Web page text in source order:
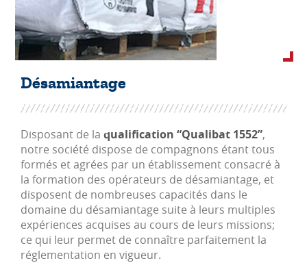
Désamiantage
Disposant de la qualification “Qualibat 1552”,
notre société dispose de compagnons étant tous
formés et agrées par un établissement consacré à
la formation des opérateurs de désamiantage, et
disposent de nombreuses capacités dans le
domaine du désamiantage suite à leurs multiples
expériences acquises au cours de leurs missions;
ce qui leur permet de connaître parfaitement la
réglementation en vigueur.